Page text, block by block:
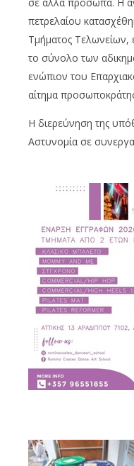
πετρελαίου
Τμήματος
το σύνολο των
ενώπιον του
αίτημα
Η διερεύνηση της
Αστυνομία σε